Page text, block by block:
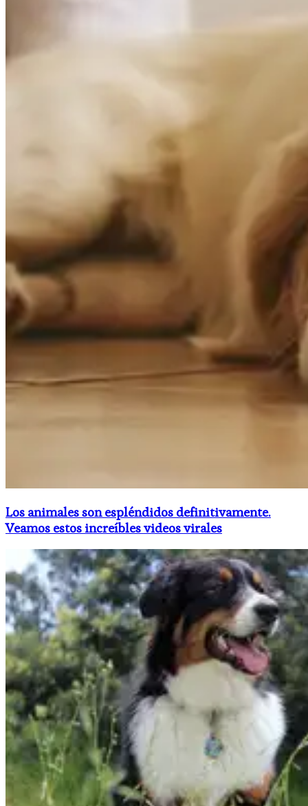
Los animales son espléndidos definitivamente.
Veamos estos increíbles videos virales